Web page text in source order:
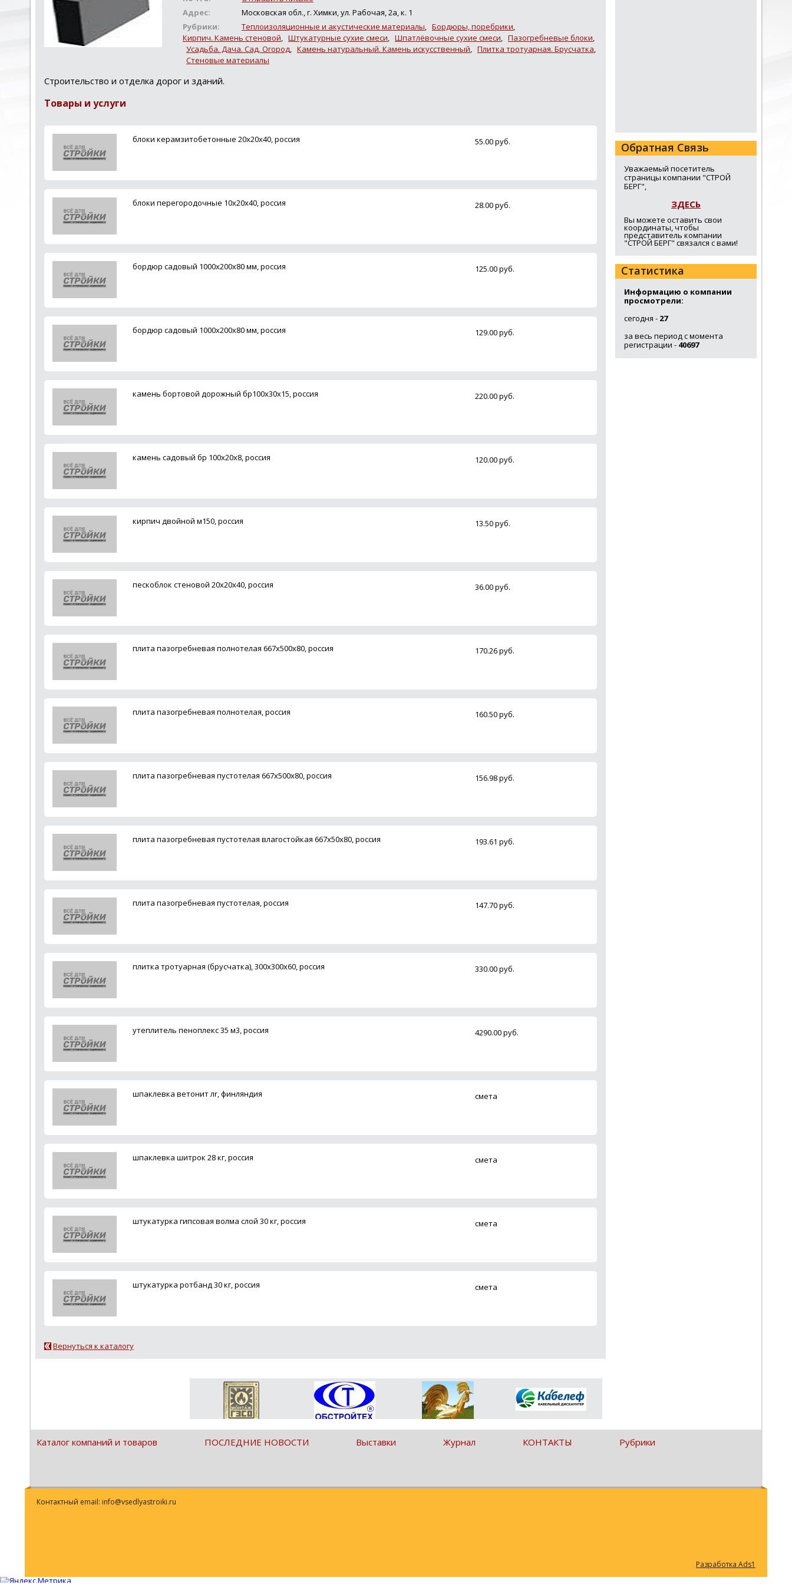
Адрес:
Московская обл., г. Химки, ул. Рабочая, 2а, к. 1
Рубрики:
Теплоизоляционные и акустические материалы, Бордюры, поребрики,
Кирпич. Камень стеновой, Штукатурные сухие смеси, Шпатлёвочные сухие смеси, Пазогребневые блоки,
Усадьба. Дача. Сад. Огород, Камень натуральный. Камень искусственный, Плитка тротуарная. Брусчатка,
Стеновые материалы
Строительство и отделка дорог и зданий.
Товары и услуги
блоки керамзитобетонные 20х20х40, россия 55.00 руб.
блоки перегородочные 10х20х40, россия 28.00 руб.
бордюр садовый 1000х200х80 мм, россия 125.00 руб.
бордюр садовый 1000х200х80 мм, россия 129.00 руб.
камень бортовой дорожный бр100х30х15, россия 220.00 руб.
камень садовый бр 100х20х8, россия 120.00 руб.
кирпич двойной м150, россия 13.50 руб.
пескоблок стеновой 20х20х40, россия 36.00 руб.
плита пазогребневая полнотелая 667х500х80, россия 170.26 руб.
плита пазогребневая полнотелая, россия 160.50 руб.
плита пазогребневая пустотелая 667х500х80, россия 156.98 руб.
плита пазогребневая пустотелая влагостойкая 667х50х80, россия 193.61 руб.
плита пазогребневая пустотелая, россия 147.70 руб.
плитка тротуарная (брусчатка), 300х300х60, россия 330.00 руб.
утеплитель пеноплекс 35 м3, россия 4290.00 руб.
шпаклевка ветонит лr, финляндия смета
шпаклевка шитрок 28 кг, россия смета
штукатурка гипсовая волма слой 30 кг, россия смета
штукатурка ротбанд 30 кг, россия смета
Вернуться к каталогу
Обратная Связь
Уважаемый посетитель
страницы компании "СТРОЙ
БЕРГ",
ЗДЕСЬ
Вы можете оставить свои
координаты, чтобы
представитель компании
"СТРОЙ БЕРГ" связался с вами!
Статистика
Информацию о компании
просмотрели:
сегодня - 27
за весь период с момента
регистрации - 40697
Каталог компаний и товаров ПОСЛЕДНИЕ НОВОСТИ Выставки Журнал КОНТАКТЫ Рубрики
Контактный email: info@vsedlyastroiki.ru
Разработка Ads1